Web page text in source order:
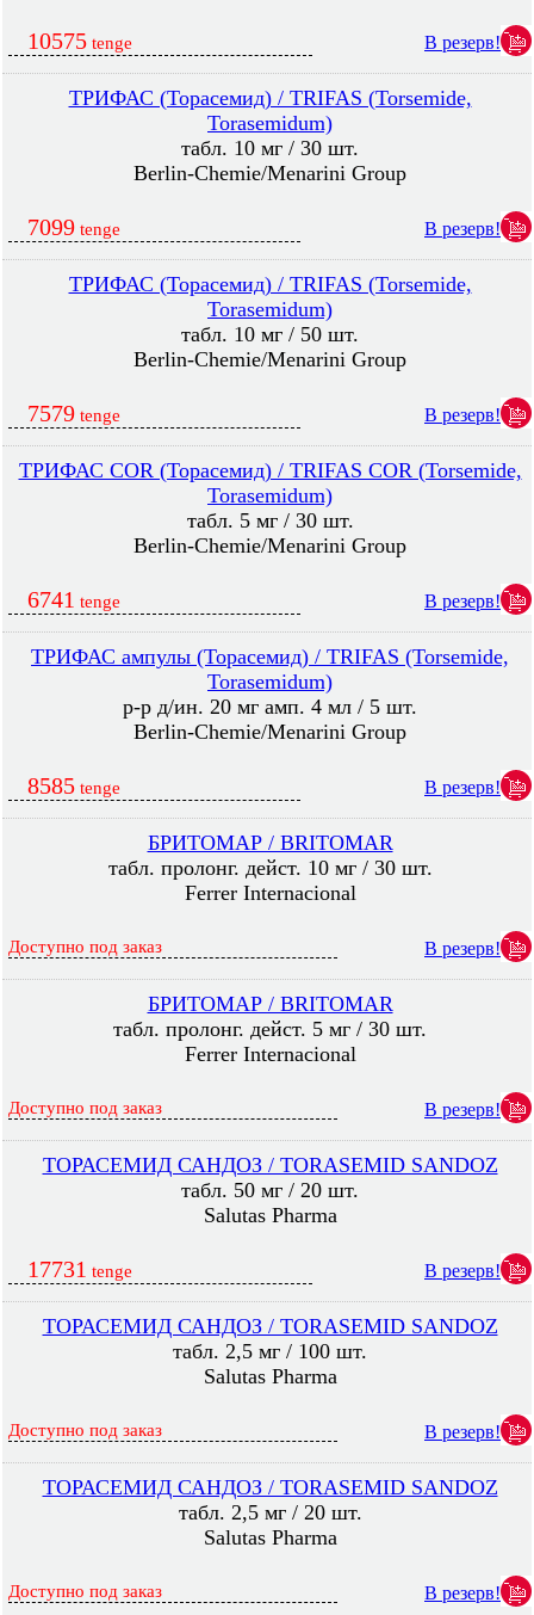
10575 tenge В резерв!
ТРИФАС (Торасемид) / TRIFAS (Torsemide,
Torasemidum)
табл. 10 мг / 30 шт.
Berlin-Chemie/Menarini Group
7099 tenge В резерв!
ТРИФАС (Торасемид) / TRIFAS (Torsemide,
Torasemidum)
табл. 10 мг / 50 шт.
Berlin-Chemie/Menarini Group
7579 tenge В резерв!
ТРИФАС COR (Торасемид) / TRIFAS COR (Torsemide,
Torasemidum)
табл. 5 мг / 30 шт.
Berlin-Chemie/Menarini Group
6741 tenge В резерв!
ТРИФАС ампулы (Торасемид) / TRIFAS (Torsemide,
Torasemidum)
р-р д/ин. 20 мг амп. 4 мл / 5 шт.
Berlin-Chemie/Menarini Group
8585 tenge В резерв!
БРИТОМАР / BRITOMAR
табл. пролонг. дейст. 10 мг / 30 шт.
Ferrer Internacional
Доступно под заказ В резерв!
БРИТОМАР / BRITOMAR
табл. пролонг. дейст. 5 мг / 30 шт.
Ferrer Internacional
Доступно под заказ В резерв!
ТОРАСЕМИД САНДОЗ / TORASEMID SANDOZ
табл. 50 мг / 20 шт.
Salutas Pharma
17731 tenge В резерв!
ТОРАСЕМИД САНДОЗ / TORASEMID SANDOZ
табл. 2,5 мг / 100 шт.
Salutas Pharma
Доступно под заказ В резерв!
ТОРАСЕМИД САНДОЗ / TORASEMID SANDOZ
табл. 2,5 мг / 20 шт.
Salutas Pharma
Доступно под заказ В резерв!